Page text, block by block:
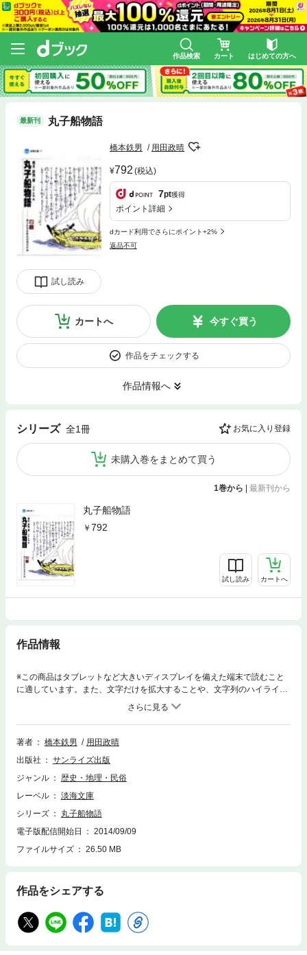
作品検索 カート はじめての方へ
最新刊 丸子船物語
試し読み
橋本鉄男 用田政晴
792 (税込)
7pt獲得
ポイント詳細
dカード利用でさらにポイント+2%
返品不可
カートへ 今すぐ買う
作品をチェックする
作品情報へ
シリーズ 全1冊 お気に入り登録
未購入巻をまとめて買う
1巻から | 最新刊から
丸子船物語
792
試し読み カートへ
作品情報
※この商品はタブレットなど大きいディスプレイを備えた端末で読むこと
に適しています。また、文字だけを拡大することや、文字列のハイライ
ト、検索、辞書の参照、引用などの機能が使用できません。民俗文化財保
護を訴え続けた琵琶湖漁労研究者の最後の琵琶湖民俗論。琵琶湖の水運を
支えた丸子船に関する著者の文章を一括収録。
著者
橋本鉄男
用田政晴
出版社
サンライズ出版
ジャンル
歴史・地理・民俗
レーベル
淡海文庫
シリーズ
丸子船物語
電子版配信開始日
2014/09/09
ファイルサイズ
26.50 MB
作品をシェアする